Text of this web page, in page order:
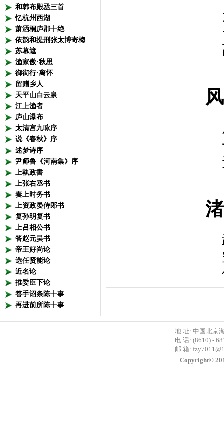
和韩布殿丞三首
忆杭州西湖
萧洒桐庐郡十绝
依韵和提刑张太博寄梅
苏幕遮
渔家傲·秋思
御街行·离怀
留赠乡人
天平山白云泉
江上渔者
庐山瀑布
太清宫九咏序
说《春秋》序
述梦诗序
尹师鲁《河南集》序
上執政書
上张右丞书
奏上时务书
上资政晏侍郎书
复孙明复书
上吕相公书
答赵元昊书
帝王好尚论
选任贤能论
近名论
推委臣下论
答手诏条陈十事
再进前所陈十事
风
渚
地 址: 中国北京
电 话: (8610) -
邮 箱:
Copyright©